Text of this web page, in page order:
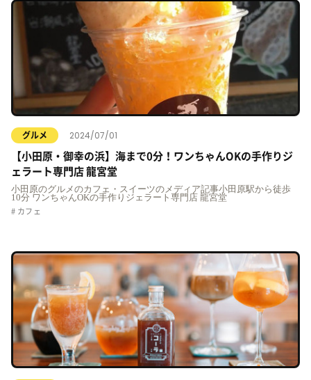
グルメ 2024/07/01
【小田原・御幸の浜】海まで0分！ワンちゃんOKの手作りジ
ェラート専門店 龍宮堂
小田原のグルメのカフェ・スイーツのメディア記事小田原駅から徒歩
10分 ワンちゃんOKの手作りジェラート専門店 龍宮堂
カフェ